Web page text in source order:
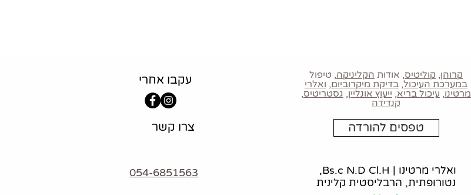
עקבו אחרי
צרו קשר
054-6851563
קרוהן, קוליטיס, אודות הקליניקה, טיפול
במערכת העיכול,בדיקת מיקרוביום, ואלרי
מרטינו, עיכול בריא, ייעוץ אונליין, גסטריטיס,
קנדידה
טפסים להורדה
ואלרי מרטינו | Bs.c N.D Cl.H,
נטורופתית, הרבליסטית קלינית